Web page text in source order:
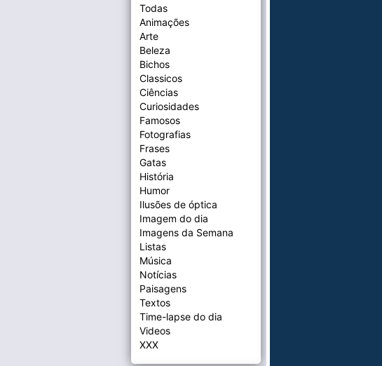
Todas
Animações
Arte
Beleza
Bichos
Classicos
Ciências
Curiosidades
Famosos
Fotografias
Frases
Gatas
História
Humor
Ilusões de óptica
Imagem do dia
Imagens da Semana
Listas
Música
Notícias
Paisagens
Textos
Time-lapse do dia
Videos
XXX